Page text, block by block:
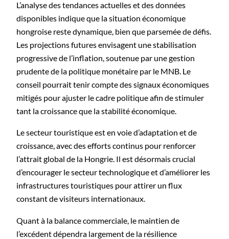
L’analyse des tendances actuelles et des données
disponibles indique que la situation économique
hongroise reste dynamique, bien que parsemée de défis.
Les projections futures envisagent une stabilisation
progressive de l’inflation, soutenue par une gestion
prudente de la politique monétaire par le MNB. Le
conseil pourrait tenir compte des signaux économiques
mitigés pour ajuster le cadre politique afin de stimuler
tant la croissance que la stabilité économique.
Le secteur touristique est en voie d’adaptation et de
croissance, avec des efforts continus pour renforcer
l’attrait global de la Hongrie. Il est désormais crucial
d’encourager le secteur technologique et d’améliorer les
infrastructures touristiques pour attirer un flux
constant de visiteurs internationaux.
Quant à la balance commerciale, le maintien de
l’excédent dépendra largement de la résilience